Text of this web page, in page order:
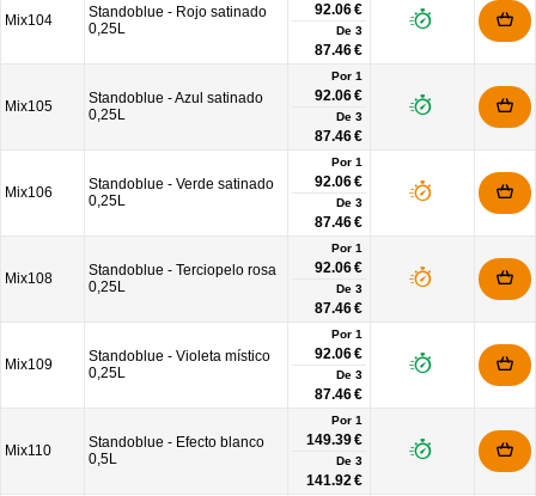
Mix104
Standoblue - Rojo satinado
0,25L
92.06 €
De 3
87.46 €
Mix105
Standoblue - Azul satinado
0,25L
Por 1
92.06 €
De 3
87.46 €
Mix106
Standoblue - Verde satinado
0,25L
Por 1
92.06 €
De 3
87.46 €
Mix108
Standoblue - Terciopelo rosa
0,25L
Por 1
92.06 €
De 3
87.46 €
Mix109
Standoblue - Violeta místico
0,25L
Por 1
92.06 €
De 3
87.46 €
Mix110
Standoblue - Efecto blanco
0,5L
Por 1
149.39 €
De 3
141.92 €